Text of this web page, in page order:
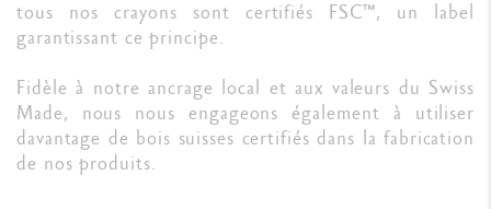
tous nos crayons sont certifiés FSC™, un label
garantissant ce principe.
Fidèle à notre ancrage local et aux valeurs du Swiss
Made, nous nous engageons également à utiliser
davantage de bois suisses certifiés dans la fabrication
de nos produits.